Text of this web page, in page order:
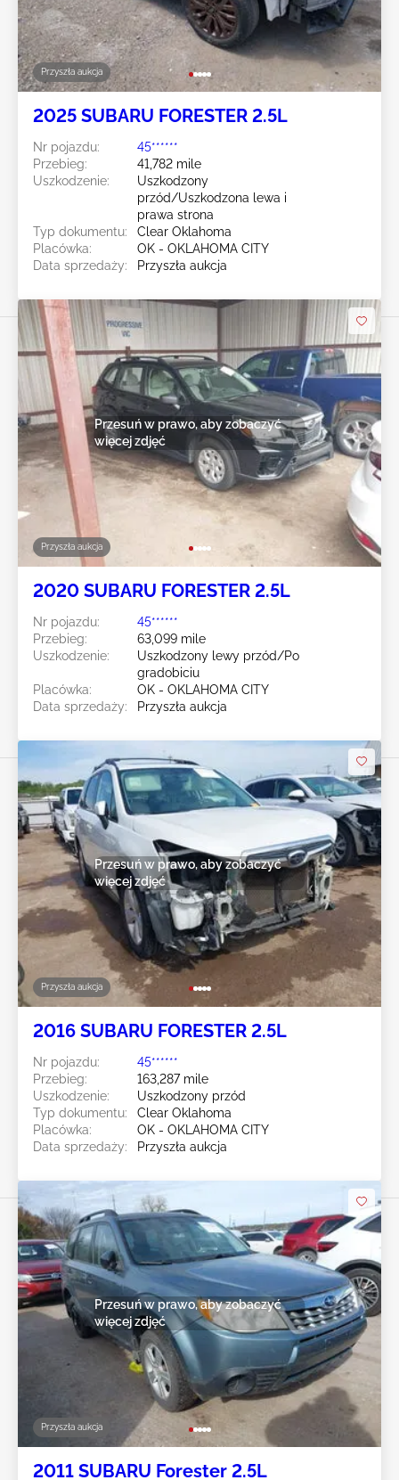
Przyszła aukcja
2025 SUBARU FORESTER 2.5L
Nr pojazdu:
45******
Przebieg:
41,782 mile
Uszkodzenie:
Uszkodzony
przód/Uszkodzona lewa i
prawa strona
Typ dokumentu:
Clear Oklahoma
Placówka:
OK - OKLAHOMA CITY
Data sprzedaży:
Przyszła aukcja
Przyszła aukcja
Przesuń w prawo, aby zobaczyć
więcej zdjęć
2020 SUBARU FORESTER 2.5L
Nr pojazdu:
45******
Przebieg:
63,099 mile
Uszkodzenie:
Uszkodzony lewy przód/Po
gradobiciu
Placówka:
OK - OKLAHOMA CITY
Data sprzedaży:
Przyszła aukcja
Przyszła aukcja
Przesuń w prawo, aby zobaczyć
więcej zdjęć
2016 SUBARU FORESTER 2.5L
Nr pojazdu:
45******
Przebieg:
163,287 mile
Uszkodzenie:
Uszkodzony przód
Typ dokumentu:
Clear Oklahoma
Placówka:
OK - OKLAHOMA CITY
Data sprzedaży:
Przyszła aukcja
Przyszła aukcja
Przesuń w prawo, aby zobaczyć
więcej zdjęć
2011 SUBARU Forester 2.5L